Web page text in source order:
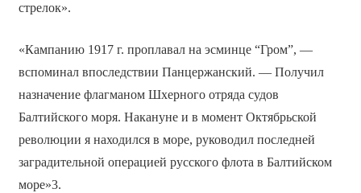
стрелок».
«Кампанию 1917 г. проплавал на эсминце “Гром”, —
вспоминал впоследствии Панцержанский. — Получил
назначение флагманом Шхерного отряда судов
Балтийского моря. Накануне и в момент Октябрьской
революции я находился в море, руководил последней
заградительной операцией русского флота в Балтийском
море»3.